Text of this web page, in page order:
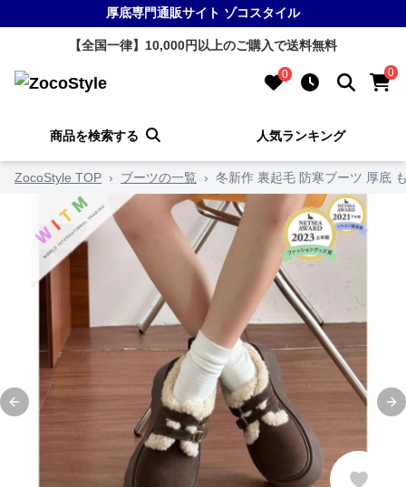
厚底専門通販サイト ゾコスタイル
【全国一律】10,000円以上のご購入で送料無料
0 0
商品を検索する 人気ランキング
ZocoStyle TOP › ブーツの一覧 › 冬新作 裏起毛 防寒ブーツ 厚底
Previous slide